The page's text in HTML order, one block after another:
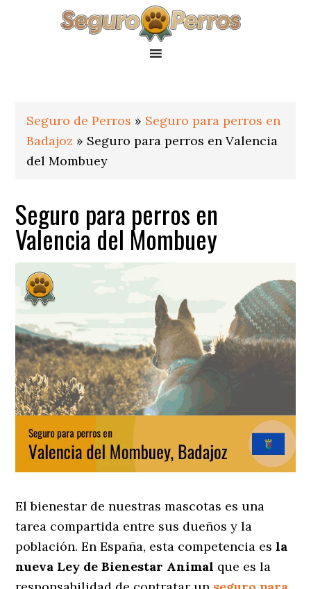
Seguro de Perros » Seguro para perros en
Badajoz » Seguro para perros en Valencia
del Mombuey
Seguro para perros en
Valencia del Mombuey
El bienestar de nuestras mascotas es una
tarea compartida entre sus dueños y la
población. En España, esta competencia esla
nueva Ley de Bienestar Animal que es la